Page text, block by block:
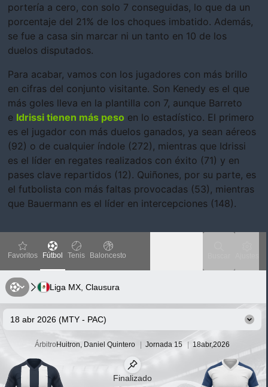
portería a cero, con solo 7 conseguidas, lo que da un
porcentaje del 21% de los choques imbatido. Además,
se fue a casa sin marcar ni un tanto en 10 de los
duelos disputados.
Para acabar, vamos con los jugadores con más brillo
en cifras del conjunto visitante. Son Kenedy es el que
más goles lleva en la plantilla con 7, aunque Barreto
e Idrissi tienen más peso en lo estadístico. El primero
es el jugador con más duelos ganados, ya sean aéreos
(92) o de cualquier índole (272), mientras que Idrissi
es el líder en regates realizados con éxito (71) y en
pases clave repartidos (12). Quiñones, por su parte, es
el futbolista con más faltas provocadas (53), mientras
que Bauermann es el líder en intercepciones (148).